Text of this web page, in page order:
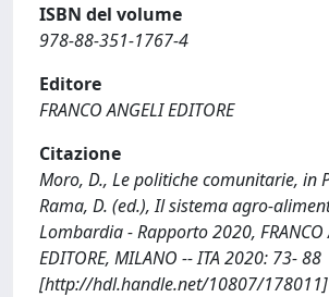
ISBN del volume
978-88-351-1767-4
Editore
FRANCO ANGELI EDITORE
Citazione
Moro, D., Le politiche comunitarie, in
Rama, D. (ed.), Il sistema agro-
Lombardia - Rapporto 2020, FRANCO
EDITORE, MILANO -- ITA 2020: 73- 88
[http://hdl.handle.net/10807/178011]